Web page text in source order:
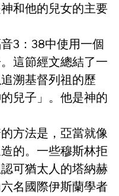
和他的兒女的主要
3：38中使用一個
這節經文總結了一
溯基督列祖的歷
兒子」。他是神的
方法是，亞當就像
的。一些穆斯林拒
可猶太人的塔納赫
名國際伊斯蘭學者